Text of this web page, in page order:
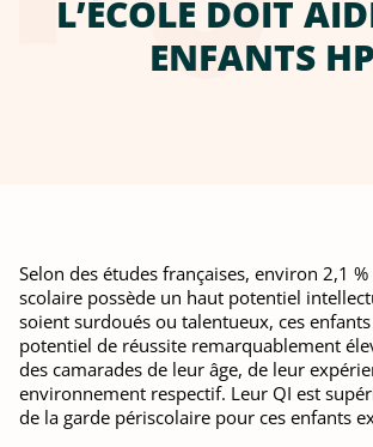
L’ÉCOLE DOIT
ENFANTS
Selon des études françaises, environ 2,1
scolaire possède un haut potentiel
soient surdoués ou talentueux, ces
potentiel de réussite remarquablement
des camarades de leur âge, de leur
environnement respectif. Leur QI est
de la garde périscolaire pour ces enfants